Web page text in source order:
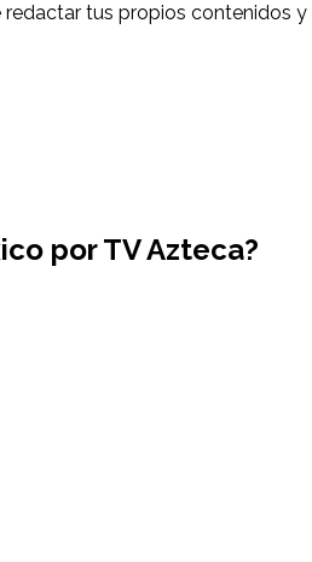
tus propios contenidos
por TV Azteca?